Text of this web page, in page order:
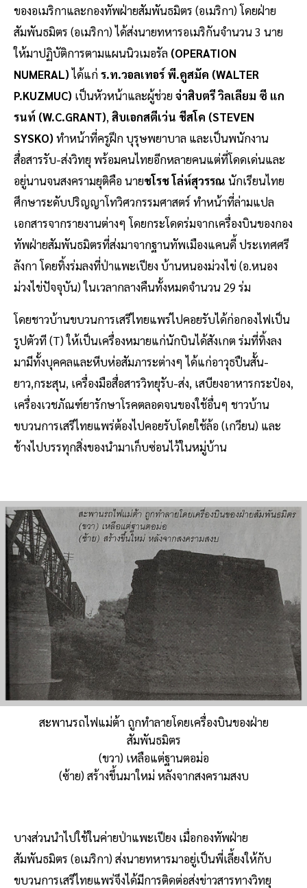
ของอเมริกาและกองทัพฝ่ายสัมพันธมิตร (อเมริกา) โดยฝ่าย
สัมพันธมิตร (อเมริกา) ได้ส่งนายทหารอเมริกันจำนวน 3 นาย
ให้มาปฏิบัติการตามแผนนิวเมอรัล (OPERATION
NUMERAL)ได้แก่ร.ท.วอลเทอร์ พี.คูสมัค (WALTER
P.KUZMUC) เป็นหัวหน้าและผู้ช่วยจ่าสิบตรี วิลเลียม ซี แก
รนท์ (W.C.GRANT), สิบเอกสตีเว่น ชีสโค (STEVEN
SYSKO) ทำหน้าที่ครูฝึก บุรุษพยาบาล และเป็นพนักงาน
สื่อสารรับ-ส่งวิทยุ พร้อมคนไทยอีกหลายคนแต่ที่โดดเด่นและ
อยู่นานจนสงครามยุติคือ นายชโรช โล่ห์สุวรรณ นักเรียนไทย
ศึกษาระดับปริญญาโทวิศวกรรมศาสตร์ ทำหน้าที่ล่ามแปล
เอกสารจากรายงานต่างๆ โดยกระโดดร่มจากเครื่องบินของกอง
ทัพฝ่ายสัมพันธมิตรที่ส่งมาจากฐานทัพเมืองแคนดี้ ประเทศศรี
ลังกา โดยทิ้งร่มลงที่ป่าแพะเปียง บ้านหนองม่วงไข่ (อ.หนอง
ม่วงไข่ปัจจุบัน) ในเวลากลางคืนทั้งหมดจำนวน 29 ร่ม
โดยชาวบ้านขบวนการเสรีไทยแพร่ไปคอยรับได้ก่อกองไฟเป็น
รูปตัวที (T) ให้เป็นเครื่องหมายแก่นักบินได้สังเกต ร่มที่ทิ้งลง
มามีทั้งบุคคลและหีบห่อสัมภาระต่างๆ ได้แก่อาวุธปืนสั้น-
ยาว,กระสุน, เครื่องมือสื่อสารวิทยุรับ-ส่ง, เสบียงอาหารกระป๋อง,
เครื่องเวชภัณฑ์ยารักษาโรคตลอดจนของใช้อื่นๆ ชาวบ้าน
ขบวนการเสรีไทยแพร่ต้องไปคอยรับโดยใช้ล้อ (เกวียน) และ
ช้างไปบรรทุกสิ่งของนำมาเก็บซ่อนไว้ในหมู่บ้าน
สะพานรถไฟแม่ต้า ถูกทำลายโดยเครื่องบินของฝ่าย
สัมพันธมิตร
(ขวา) เหลือแต่ฐานตอม่อ
(ซ้าย) สร้างขึ้นมาใหม่ หลังจากสงครามสงบ
บางส่วนนำไปใช้ในค่ายป่าแพะเปียง เมื่อกองทัพฝ่าย
สัมพันธมิตร (อเมริกา) ส่งนายทหารมาอยู่เป็นพี่เลี้ยงให้กับ
ขบวนการเสรีไทยแพร่จึงได้มีการติดต่อส่งข่าวสารทางวิทยุ